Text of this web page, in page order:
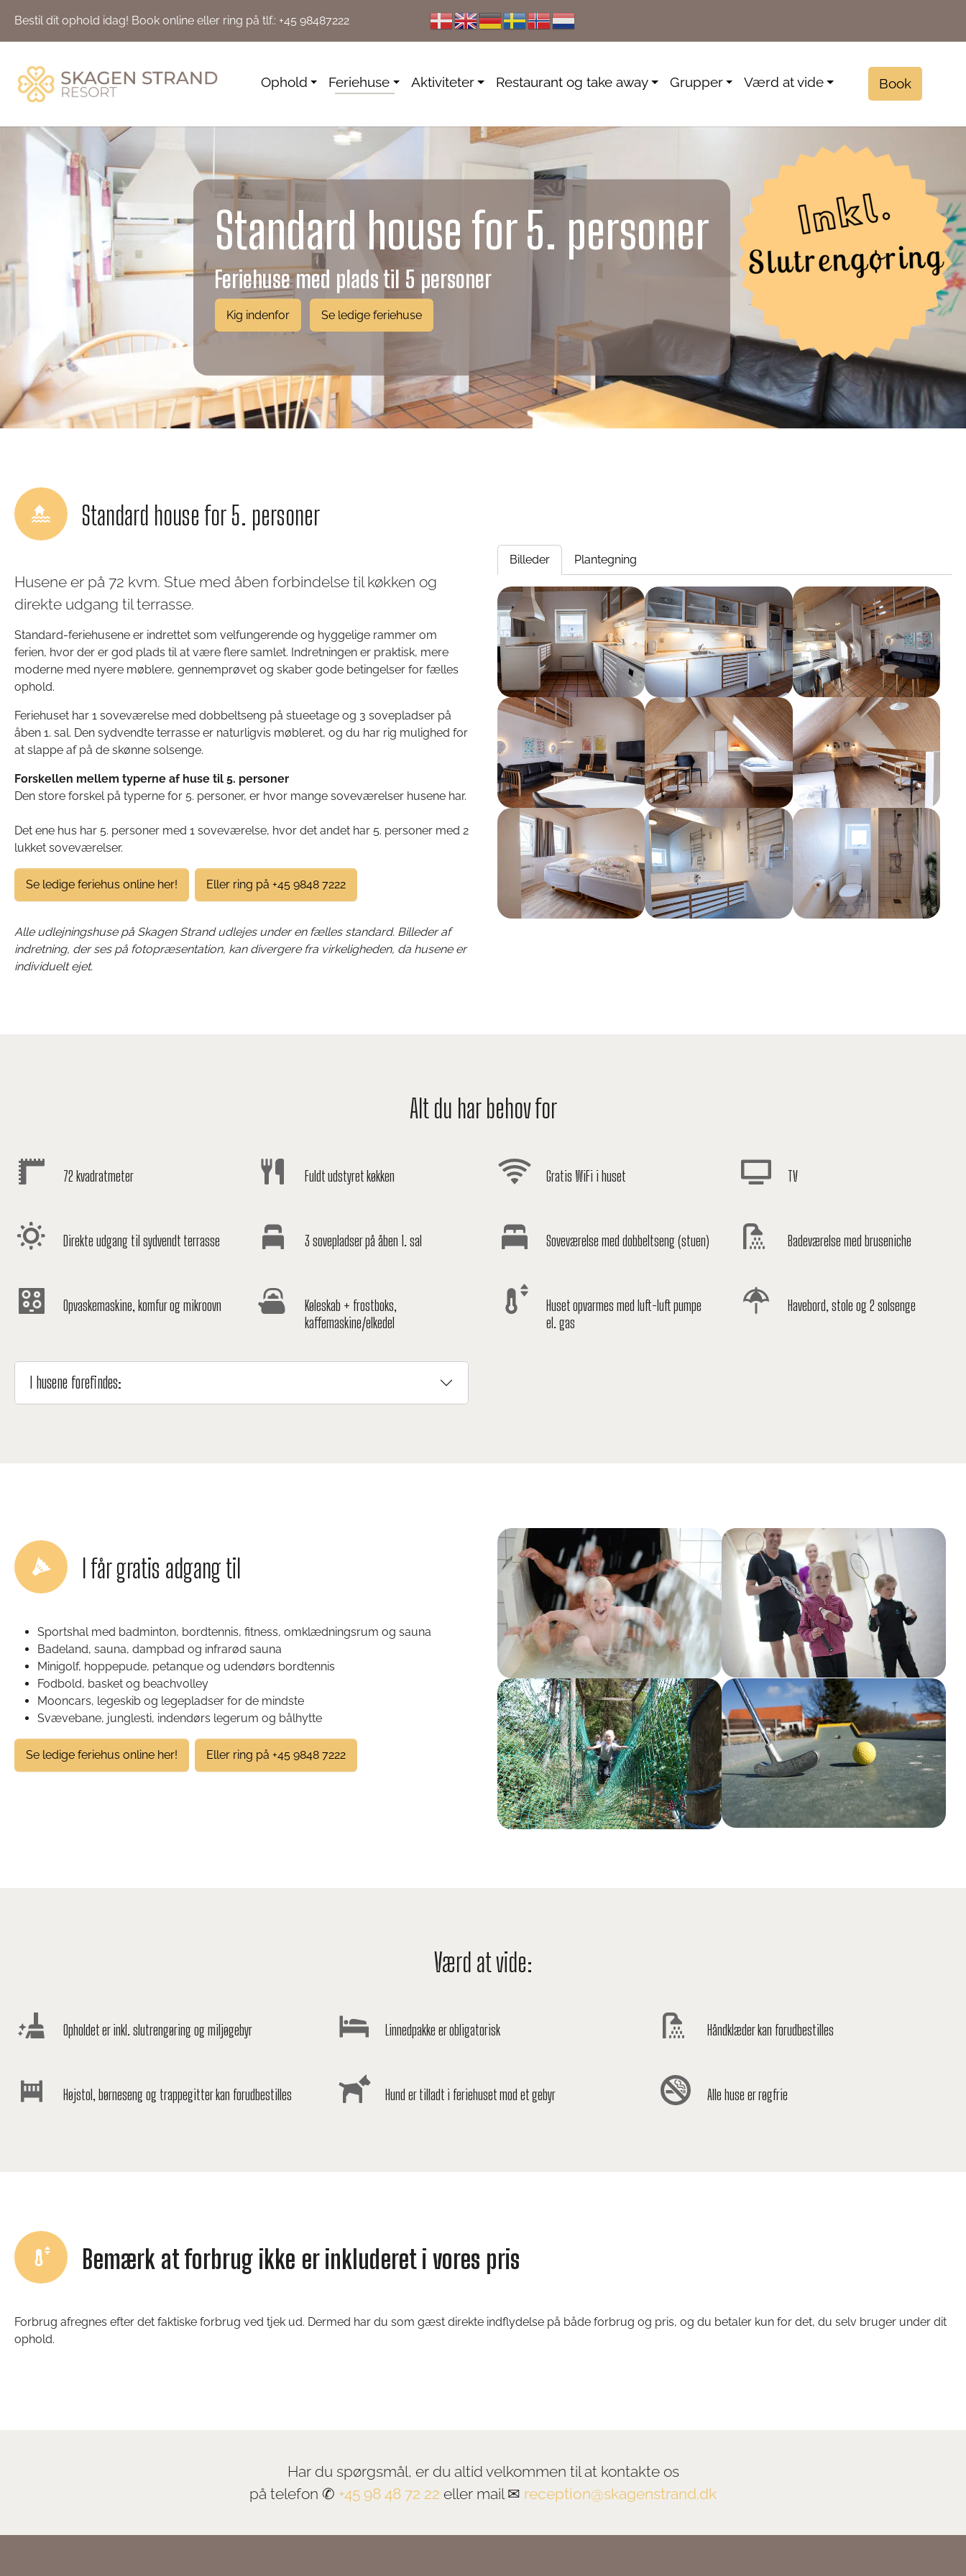
Bestil dit ophold idag! Book online eller ring på tlf.: +45 98487222
Ophold Feriehuse Aktiviteter Restaurant og take away Grupper Værd at vide Book
Standard house for 5. personer
Feriehuse med plads til 5 personer
Kig indenfor Se ledige feriehuse
Standard house for 5. personer
Husene er på 72 kvm. Stue med åben forbindelse til køkken og
direkte udgang til terrasse.
Standard-feriehusene er indrettet som velfungerende og hyggelige rammer om
ferien, hvor der er god plads til at være flere samlet. Indretningen er praktisk, mere
moderne med nyere møblere, gennemprøvet og skaber gode betingelser for fælles
ophold.
Feriehuset har 1 soveværelse med dobbeltseng på stueetage og 3 sovepladser på
åben 1. sal. Den sydvendte terrasse er naturligvis møbleret, og du har rig mulighed for
at slappe af på de skønne solsenge.
Forskellen mellem typerne af huse til 5. personer
Den store forskel på typerne for 5. personer, er hvor mange soveværelser husene har.
Det ene hus har 5. personer med 1 soveværelse, hvor det andet har 5. personer med 2
lukket soveværelser.
Se ledige feriehus online her! Eller ring på +45 9848 7222
Alle udlejningshuse på Skagen Strand udlejes under en fælles standard. Billeder af
indretning, der ses på fotopræsentation, kan divergere fra virkeligheden, da husene er
individuelt ejet.
Billeder Plantegning
Show larger version Show larger version Show larger version
Show larger version Show larger version Show larger version
Show larger version Show larger version Show larger version
Alt du har behov for
72 kvadratmeter
Direkte udgang til sydvendt terrasse
Opvaskemaskine, komfur og mikroovn
Fuldt udstyret køkken
3 sovepladser på åben 1. sal
Køleskab + frostboks,
kaffemaskine/elkedel
Gratis WiFi i huset
Soveværelse med dobbeltseng (stuen)
Huset opvarmes med luft-luft pumpe
el. gas
TV
Badeværelse med bruseniche
Havebord, stole og 2 solsenge
I husene forefindes:
I får gratis adgang til
Sportshal med badminton, bordtennis, fitness, omklædningsrum og sauna
Badeland, sauna, dampbad og infrarød sauna
Minigolf, hoppepude, petanque og udendørs bordtennis
Fodbold, basket og beachvolley
Mooncars, legeskib og legepladser for de mindste
Svævebane, junglesti, indendørs legerum og bålhytte
Se ledige feriehus online her! Eller ring på +45 9848 7222
Show larger version Show larger version
Show larger version Show larger version
Værd at vide:
Opholdet er inkl. slutrengøring og miljøgebyr
Højstol, børneseng og trappegitter kan forudbestilles
Linnedpakke er obligatorisk
Hund er tilladt i feriehuset mod et gebyr
Håndklæder kan forudbestilles
Alle huse er røgfrie
Bemærk at forbrug ikke er inkluderet i vores pris
Forbrug afregnes efter det faktiske forbrug ved tjek ud. Dermed har du som gæst direkte indflydelse på både forbrug og pris, og du betaler kun for det, du selv bruger under dit
ophold.
Har du spørgsmål, er du altid velkommen til at kontakte os
på telefon ✆ +45 98 48 72 22 eller mail ✉ reception@skagenstrand.dk